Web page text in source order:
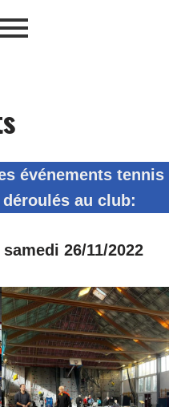
événements tennis
au club:
26/11/2022